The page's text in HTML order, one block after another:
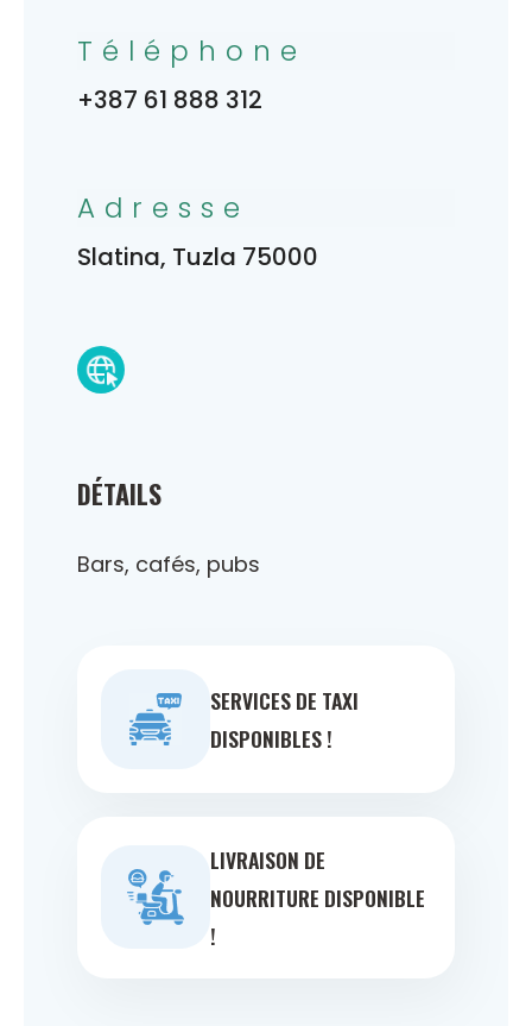
DÉTAILS
Bars, cafés, pubs
SERVICES DE TAXI
DISPONIBLES !
LIVRAISON DE
NOURRITURE DISPONIBLE
!
Téléphone
+387 61 888 312
Adresse
Slatina, Tuzla 75000